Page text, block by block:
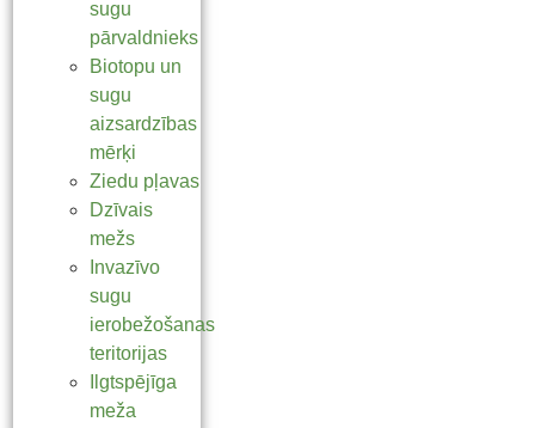
sugu
pārvaldnieks
Biotopu un
sugu
aizsardzības
mērķi
Ziedu pļavas
Dzīvais
mežs
Invazīvo
sugu
ierobežošanas
teritorijas
Ilgtspējīga
meža